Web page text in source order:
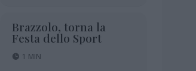
Brazzolo, torna la
Festa dello Sport
1 MIN